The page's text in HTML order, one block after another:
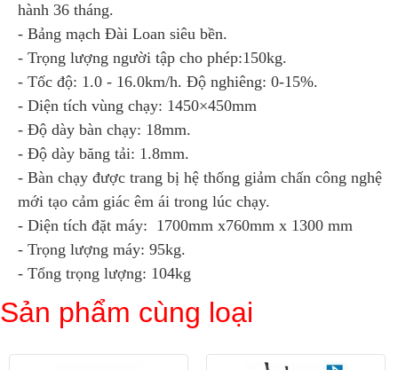
hành 36 tháng.
- Bảng mạch Đài Loan siêu bền.
- Trọng lượng người tập cho phép:150kg.
- Tốc độ: 1.0 - 16.0km/h. Độ nghiêng: 0-15%.
- Diện tích vùng chạy: 1450×450mm
- Độ dày bàn chạy: 18mm.
- Độ dày băng tải: 1.8mm.
- Bàn chạy được trang bị hệ thống giảm chấn công nghệ
mới tạo cảm giác êm ái trong lúc chạy.
- Diện tích đặt máy: 1700mm x760mm x 1300 mm
- Trọng lượng máy: 95kg.
- Tổng trọng lượng: 104kg
Sản phẩm cùng loại